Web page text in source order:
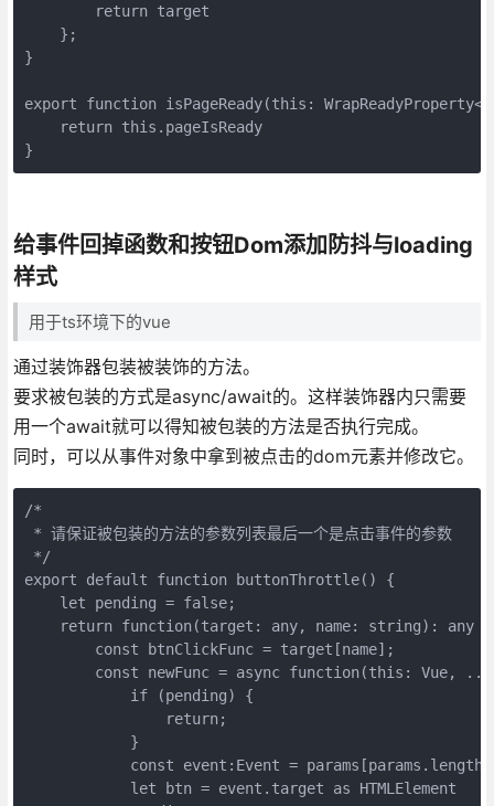
        return target
    };
}
export function isPageReady(this:
    return this.pageIsReady
}
给事件回掉函数和按钮Dom添加防抖与loading
样式
用于ts环境下的vue
通过装饰器包装被装饰的方法。
要求被包装的方式是async/await的。这样装饰器内只需要
用一个await就可以得知被包装的方法是否执行完成。
同时，可以从事件对象中拿到被点击的dom元素并修改它。
/*
* 请保证被包装的方法的参数列表最后一个是点击事件的参数
*/
export default function buttonThrottle() {
    let pending = false;
    return function(target: any, name: string): any {
        const btnClickFunc = target[name];
const newFunc = async function(this: Vue,
            if (pending) {
                return;
            }
const event:Event = params[params.length
            let btn = event.target as HTMLElement